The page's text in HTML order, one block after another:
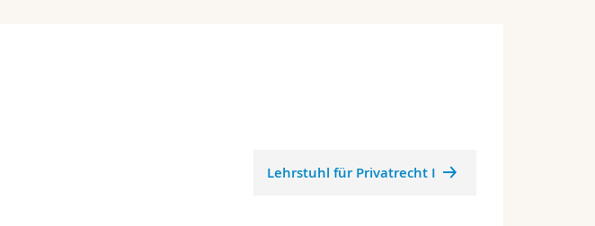
Lehrstuhl für Privatrecht I